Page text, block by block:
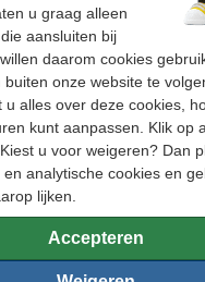
u graag alleen
aansluiten bij
daarom cookies
onze website te
u alles over deze cookies,
kunt aanpassen. Klik op
u voor weigeren? Dan
analytische cookies en
lijken.
Accepteren
Populaire producten